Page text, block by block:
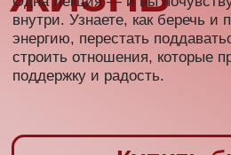
Купить билет